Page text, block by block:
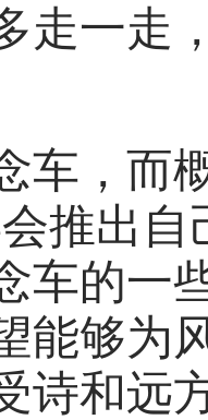
走一走
，而概
推出
车的一
能够为
诗和远